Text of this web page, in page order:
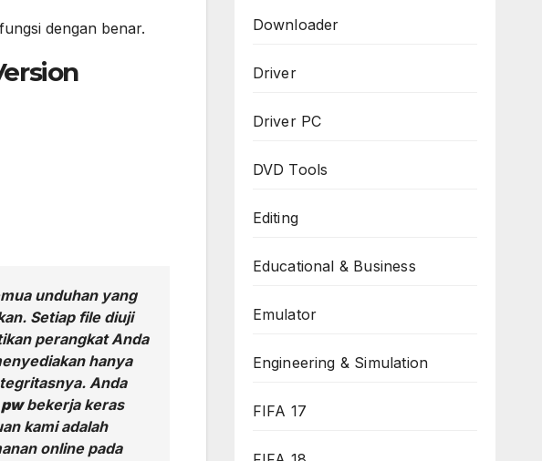
dengan benar.
unduhan yang
Setiap file diuji
perangkat Anda
hanya
Anda
bekerja keras
kami adalah
online pada
Downloader
Driver
Driver PC
DVD Tools
Editing
Educational & Business
Emulator
Engineering & Simulation
FIFA 17